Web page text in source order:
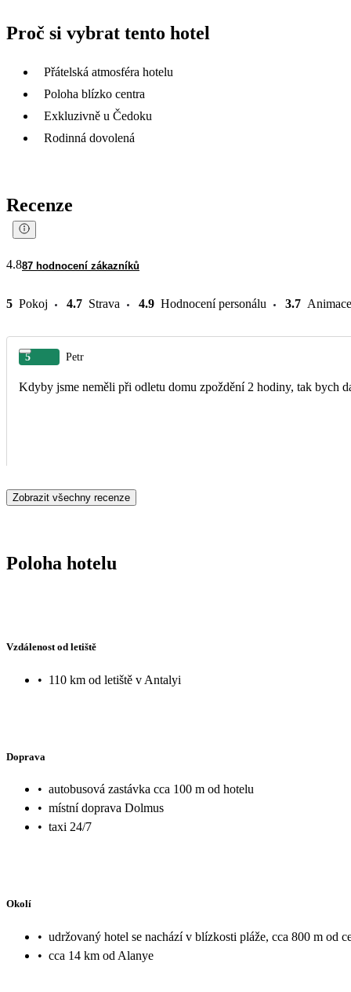
Proč si vybrat tento hotel
Přátelská atmosféra hotelu
Poloha blízko centra
Exkluzivně u Čedoku
Rodinná dovolená
Recenze
4.887 hodnocení zákazníků
5 Pokoj 4.7 Strava 4.9 Hodnocení personálu 3.7 Animace
5 Petr
Kdyby jsme neměli při odletu domu zpoždění 2 hodiny, tak bych
Zobrazit všechny recenze
Poloha hotelu
Vzdálenost od letiště
• 110 km od letiště v Antalyi
Doprava
• autobusová zastávka cca 100 m od hotelu
• místní doprava Dolmus
• taxi 24/7
Okolí
• udržovaný hotel se nachází v blízkosti pláže, cca 800 m od
• cca 14 km od Alanye